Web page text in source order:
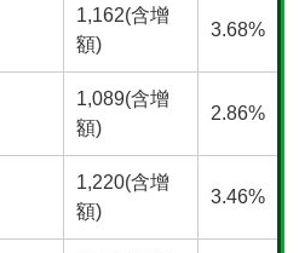
1,162(含增
額)
3.68%
1,089(含增
額)
2.86%
1,220(含增
額)
3.46%